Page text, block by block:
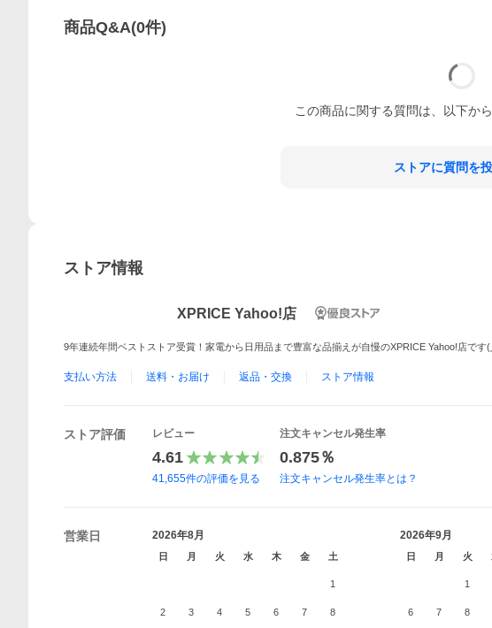
商品Q&A(0件)
この商品に関する質問は、以下か
ストアに質問を
ストア情報
XPRICE Yahoo!店
9年連続年間ベストストア受賞！家電から日用品まで豊富な品揃えが自慢のXPRICE Yahoo!店です
支払い方法 送料・お届け 返品・交換 ストア情報
ストア評価 レビュー
4.61
41,655件の評価を見る
注文キャンセル発生率
0.875％
注文キャンセル発生率とは？
営業日 2026年8月
日 月 火 水 木 金 土
1
2 3 4 5 6 7 8
2026年9月
日 月 火
1
6 7 8